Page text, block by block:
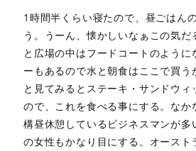
1時間半くらい寝たので、昼ごはん
う。うーん、懐かしいなぁこの気だ
と広場の中はフードコートのように
ーもあるので水と朝食はここで買う
と見てみるとステーキ・サンドウィ
ので、これを食べる事にする。なか
構昼休憩しているビジネスマンが多
の女性もかなり目にする。オースト